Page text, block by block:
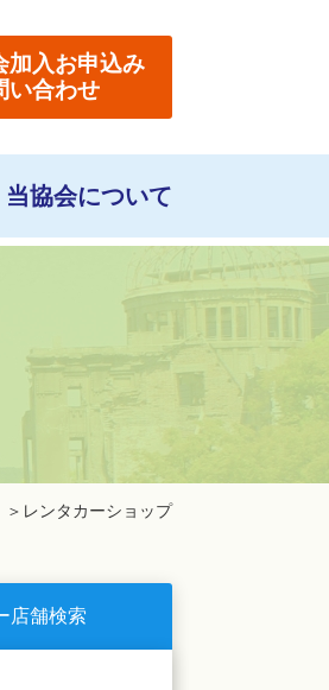
加入お申込み
い合わせ
当協会について
レンタカーショップ
店舗検索